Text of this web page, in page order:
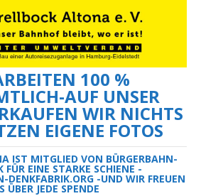
100 %
AUF UNSER
WIR NICHTS
EIGENE FOTOS
IST MITGLIED VON BÜRGERBAHN-
FÜR EINE STARKE SCHIENE -
DENKFABRIK.ORG -UND WIR FREUEN
ÜBER JEDE SPENDE